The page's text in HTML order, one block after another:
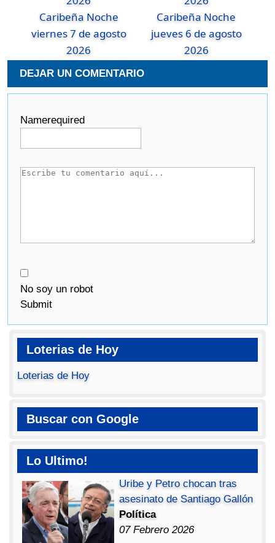
Caribeña Noche
viernes 7 de agosto
2026
Caribeña Noche
jueves 6 de agosto
2026
DEJAR UN COMENTARIO
Namerequired
No soy un robot
Submit
Loterias de Hoy
Loterias de Hoy
Buscar con Google
Lo Ultimo!
Uribe y Petro chocan tras
asesinato de Santiago Gallón
Política
07 Febrero 2026